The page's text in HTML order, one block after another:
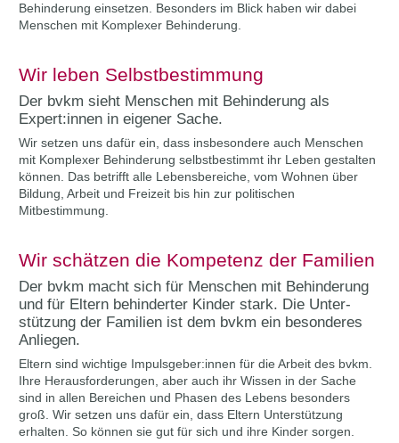
Behinderung einsetzen. Besonders im Blick haben wir dabei
Menschen mit Komplexer Behinderung.
Wir leben Selbstbestimmung
Der bvkm sieht Menschen mit Behinderung als
Expert:innen in eigener Sache.
Wir setzen uns dafür ein, dass insbesondere auch Menschen
mit Komplexer Behinderung selbstbestimmt ihr Leben gestalten
können. Das betrifft alle Lebensbereiche, vom Wohnen über
Bildung, Arbeit und Freizeit bis hin zur politischen
Mitbestimmung.
Wir schätzen die Kompetenz der Familien
Der bvkm macht sich für Menschen mit Behinderung
und für Eltern behinderter Kinder stark. Die Unter­
stützung der Familien ist dem bvkm ein besonderes
Anliegen.
Eltern sind wichtige Impulsgeber:innen für die Arbeit des bvkm.
Ihre Herausforderungen, aber auch ihr Wissen in der Sache
sind in allen Bereichen und Phasen des Lebens besonders
groß. Wir setzen uns dafür ein, dass Eltern Unterstützung
erhalten. So können sie gut für sich und ihre Kinder sorgen.